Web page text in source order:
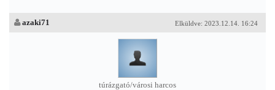
Elküldve: 2023.12.14. 16:24
azaki71
túrázgató/városi harcos